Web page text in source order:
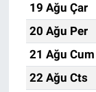
19 Ağu Çar
20 Ağu Per
21 Ağu Cum
22 Ağu Cts